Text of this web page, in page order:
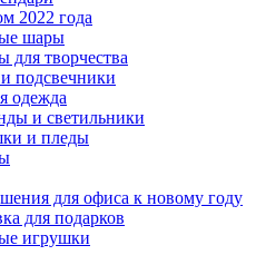
2022 года
шары
для творчества
подсвечники
одежда
и светильники
и пледы
для офиса к новому году
для подарков
игрушки